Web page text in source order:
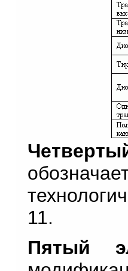
11.
Пятый